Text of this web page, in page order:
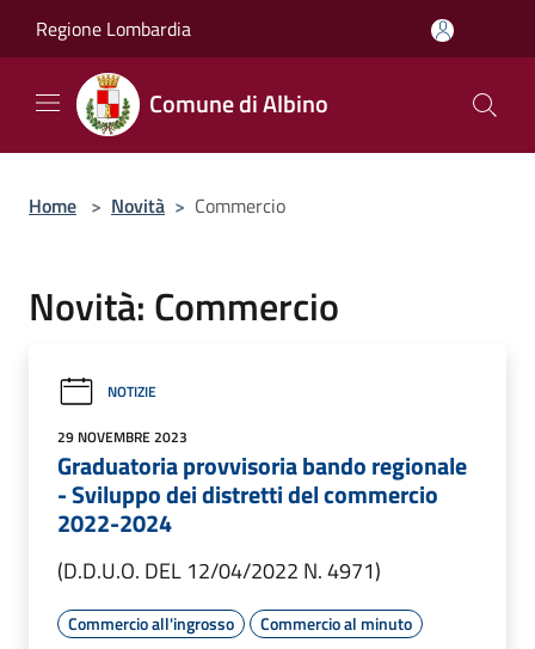
Regione Lombardia
Comune di Albino
Home > Novità > Commercio
Novità: Commercio
NOTIZIE
29 NOVEMBRE 2023
Graduatoria provvisoria bando regionale
- Sviluppo dei distretti del commercio
2022-2024
(D.D.U.O. DEL 12/04/2022 N. 4971)
Commercio all'ingrosso
Commercio al minuto